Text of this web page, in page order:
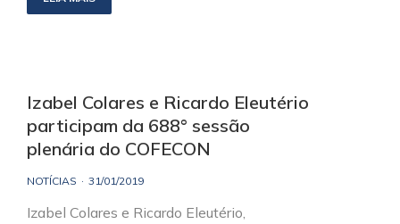
Izabel Colares e Ricardo Eleutério
participam da 688° sessão
plenária do COFECON
NOTÍCIAS 31/01/2019
Izabel Colares e Ricardo Eleutério,